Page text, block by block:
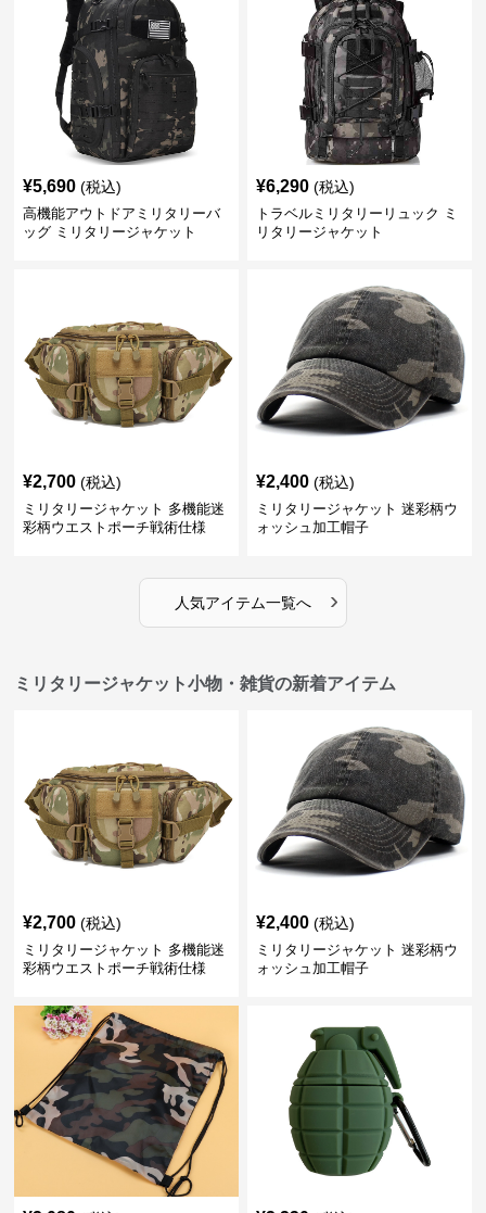
¥5,690 (税込)
高機能アウトドアミリタリーバ
ッグ ミリタリージャケット
¥6,290 (税込)
トラベルミリタリーリュック ミ
リタリージャケット
¥2,700 (税込)
ミリタリージャケット 多機能迷
彩柄ウエストポーチ戦術仕様
¥2,400 (税込)
ミリタリージャケット 迷彩柄ウ
ォッシュ加工帽子
人気アイテム一覧へ ›
ミリタリージャケット小物・雑貨の新着アイテム
¥2,700 (税込)
ミリタリージャケット 多機能迷
彩柄ウエストポーチ戦術仕様
¥2,400 (税込)
ミリタリージャケット 迷彩柄ウ
ォッシュ加工帽子